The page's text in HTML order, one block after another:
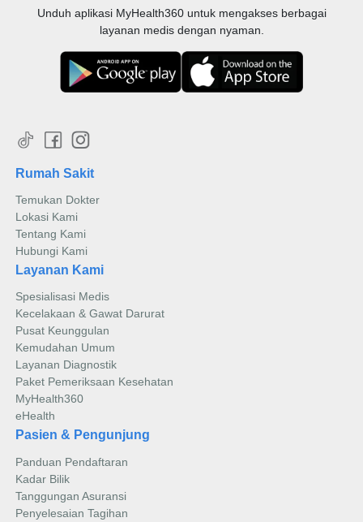
Unduh aplikasi MyHealth360 untuk mengakses berbagai
layanan medis dengan nyaman.
Rumah Sakit
Temukan Dokter
Lokasi Kami
Tentang Kami
Hubungi Kami
Layanan Kami
Spesialisasi Medis
Kecelakaan & Gawat Darurat
Pusat Keunggulan
Kemudahan Umum
Layanan Diagnostik
Paket Pemeriksaan Kesehatan
MyHealth360
eHealth
Pasien & Pengunjung
Panduan Pendaftaran
Kadar Bilik
Tanggungan Asuransi
Penyelesaian Tagihan